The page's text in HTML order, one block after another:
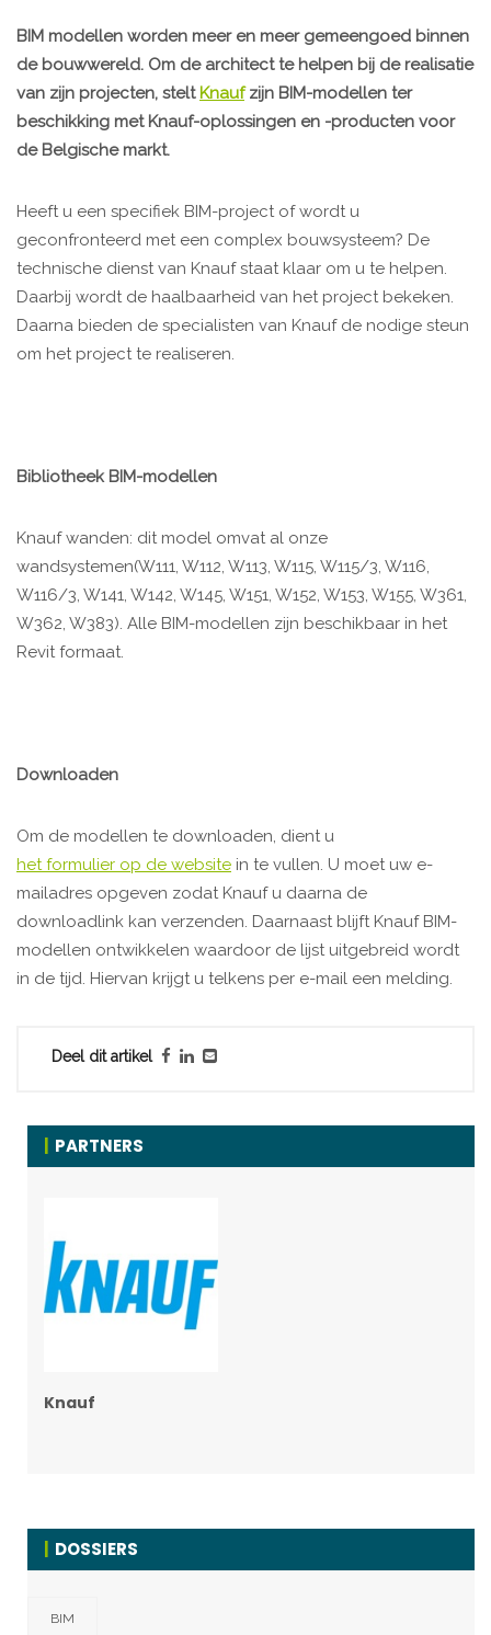
BIM modellen worden meer en meer gemeengoed binnen
de bouwwereld. Om de architect te helpen bij de realisatie
van zijn projecten, stelt Knaufzijn BIM-modellen ter
beschikking met Knauf-oplossingen en -producten voor
de Belgische markt.
Heeft u een specifiek BIM-project of wordt u
geconfronteerd met een complex bouwsysteem? De
technische dienst van Knauf staat klaar om u te helpen.
Daarbij wordt de haalbaarheid van het project bekeken.
Daarna bieden de specialisten van Knauf de nodige steun
om het project te realiseren.
Bibliotheek BIM-modellen
Knauf wanden: dit model omvat al onze
wandsystemen(W111, W112, W113, W115, W115/3, W116,
W116/3, W141, W142, W145, W151, W152, W153, W155, W361,
W362, W383). Alle BIM-modellen zijn beschikbaar in het
Revit formaat.
Downloaden
Om de modellen te downloaden, dient u
het formulier op de website in te vullen. U moet uw e-
mailadres opgeven zodat Knauf u daarna de
downloadlink kan verzenden. Daarnaast blijft Knauf BIM-
modellen ontwikkelen waardoor de lijst uitgebreid wordt
in de tijd. Hiervan krijgt u telkens per e-mail een melding.
Deel dit artikel
PARTNERS
Knauf
DOSSIERS
BIM